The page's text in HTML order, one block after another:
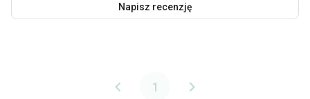
Napisz recenzję
1